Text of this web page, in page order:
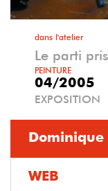
dans l'atelier
Le parti
PEINTURE
04/2005
EXPOSITION
WEB